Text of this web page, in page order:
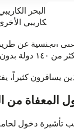
البحر
من جزر الكاريبي
عند الوصول.
يسافرون كثيراً،
المعفاة من
تأشيرة دخول لحاملي